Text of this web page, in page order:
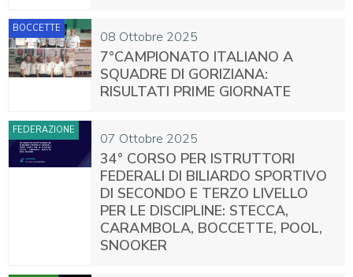
08 Ottobre 2025
BOCCETTE
7°CAMPIONATO ITALIANO A
SQUADRE DI GORIZIANA:
RISULTATI PRIME GIORNATE
07 Ottobre 2025
FEDERAZIONE
34° CORSO PER ISTRUTTORI
FEDERALI DI BILIARDO SPORTIVO
DI SECONDO E TERZO LIVELLO
PER LE DISCIPLINE: STECCA,
CARAMBOLA, BOCCETTE, POOL,
SNOOKER